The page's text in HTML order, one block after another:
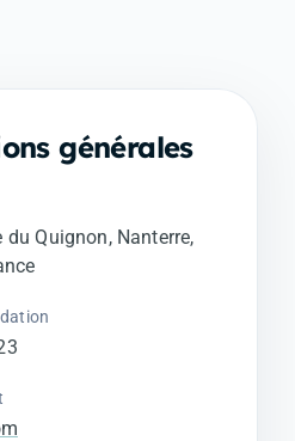
générales
du Quignon, Nanterre,